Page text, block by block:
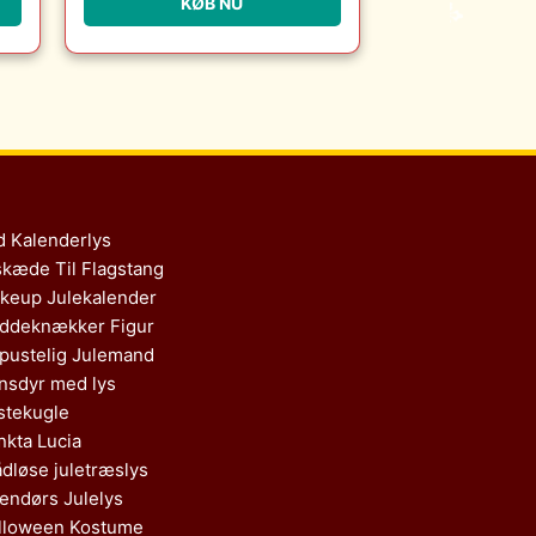
Christensen Møbler
Kalenderlys
Til Flagstang
Julekalender
Figur
Julemand
med lys
Lucia
juletræslys
Julelys
Kostume